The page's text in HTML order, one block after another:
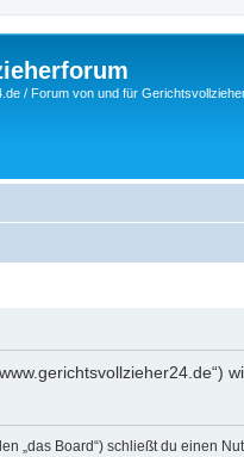
/ Forum von und für
„das Board“) schließt du einen